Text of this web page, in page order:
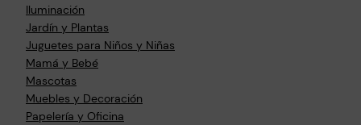
Iluminación
Jardín y Plantas
Juguetes para Niños y Niñas
Mamá y Bebé
Mascotas
Muebles y Decoración
Papelería y Oficina